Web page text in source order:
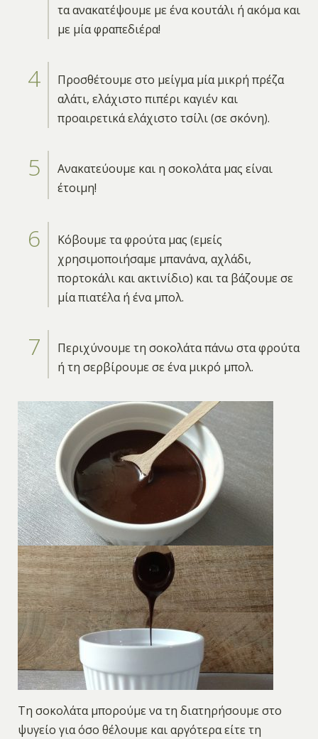
τα ανακατέψουμε με ένα κουτάλι ή ακόμα και
με μία φραπεδιέρα!
Προσθέτουμε στο μείγμα μία μικρή πρέζα
αλάτι, ελάχιστο πιπέρι καγιέν και
προαιρετικά ελάχιστο τσίλι (σε σκόνη).
Ανακατεύουμε και η σοκολάτα μας είναι
έτοιμη!
Κόβουμε τα φρούτα μας (εμείς
χρησιμοποιήσαμε μπανάνα, αχλάδι,
πορτοκάλι και ακτινίδιο) και τα βάζουμε σε
μία πιατέλα ή ένα μπολ.
Περιχύνουμε τη σοκολάτα πάνω στα φρούτα
ή τη σερβίρουμε σε ένα μικρό μπολ.
Τη σοκολάτα μπορούμε να τη διατηρήσουμε στο
ψυγείο για όσο θέλουμε και αργότερα είτε τη